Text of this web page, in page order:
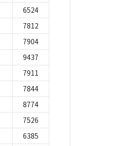
6524
7812
7904
9437
7911
7844
8774
7526
6385